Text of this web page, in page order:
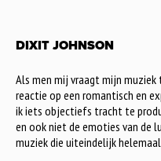
DIXIT JOHNSON
Als men mij vraagt mijn muziek
reactie op een romantisch en
ik iets objectiefs tracht te
en ook niet de emoties van de
muziek die uiteindelijk